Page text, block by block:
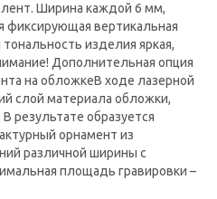
лент. Ширина каждой 6 мм,
фиксирующая вертикальная
изделия яркая,
Дополнительная опция
на обложкеВ ходе лазерной
слой материала обложки,
результате образуется
орнамент из
различной ширины с
площадь гравировки –